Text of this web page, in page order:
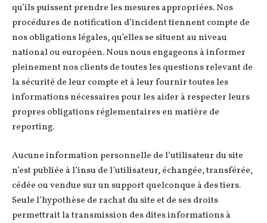
qu’ils puissent prendre les mesures appropriées. Nos
procédures de notification d’incident tiennent compte de
nos obligations légales, qu’elles se situent au niveau
national ou européen. Nous nous engageons à informer
pleinement nos clients de toutes les questions relevant de
la sécurité de leur compte et à leur fournir toutes les
informations nécessaires pour les aider à respecter leurs
propres obligations réglementaires en matière de
reporting.
Aucune information personnelle de l’utilisateur du site
n’est publiée à l’insu de l’utilisateur, échangée, transférée,
cédée ou vendue sur un support quelconque à des tiers.
Seule l’hypothèse de rachat du site et de ses droits
permettrait la transmission des dites informations à